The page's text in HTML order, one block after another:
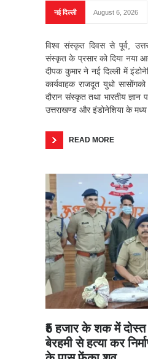
नई दिल्ली August 6, 2026
विश्व संस्कृत दिवस से पूर्व,
संस्कृत के प्रसार को दिया नया
दीपक कुमार ने नई दिल्ली में
कार्यवाहक राजदूत युधो
दौरान संस्कृत तथा भारतीय ज्ञान
उत्तराखण्ड और इंडोनेशिया के मध्य
READ MORE
₹5 हजार के शक में दोस्त
बेरहमी से हत्या कर